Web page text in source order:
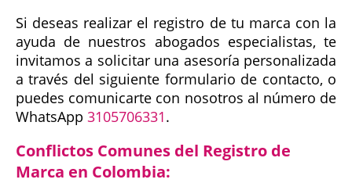
Si deseas realizar el registro de tu marca con la
ayuda de nuestros abogados especialistas, te
invitamos a solicitar una asesoría personalizada
a través del siguiente formulario de contacto, o
puedes comunicarte con nosotros al número de
WhatsApp 3105706331.
Conflictos Comunes del Registro de
Marca en Colombia: